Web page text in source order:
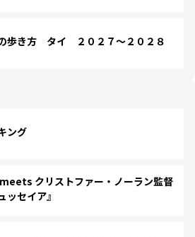
歩き方 タイ ２０２７～２０２８
ング
クリストファー・ノーラン監督
ッセイア』